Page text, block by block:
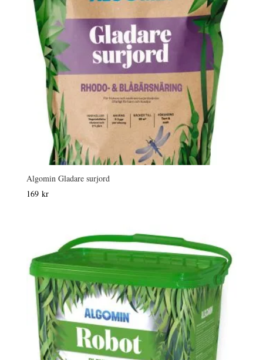
Algomin Gladare surjord
169 kr